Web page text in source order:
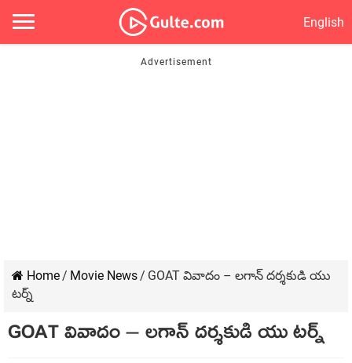
English
Home/ Movie News/ GOAT వివాదం – లగాన్ దర్శకుడి యు
టర్న్
GOAT వివాదం – లగాన్ దర్శకుడి యు టర్న్